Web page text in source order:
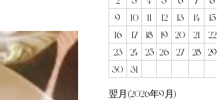
9
10 11 12 13 14
15
16
17 18 19 20 21
22
23
24 25 26 27 28
29
30
31
翌月(2026年9月)